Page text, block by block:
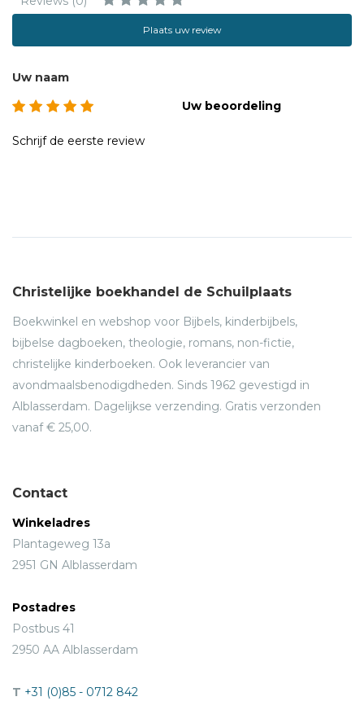
Plaats uw review
Uw naam
Uw beoordeling
Schrijf de eerste review
Christelijke boekhandel de Schuilplaats
Boekwinkel en webshop voor Bijbels, kinderbijbels,
bijbelse dagboeken, theologie, romans, non-fictie,
christelijke kinderboeken. Ook leverancier van
avondmaalsbenodigdheden. Sinds 1962 gevestigd in
Alblasserdam. Dagelijkse verzending. Gratis verzonden
vanaf € 25,00.
Contact
Winkeladres
Plantageweg 13a
2951 GN Alblasserdam
Postadres
Postbus 41
2950 AA Alblasserdam
T +31 (0)85 - 0712 842